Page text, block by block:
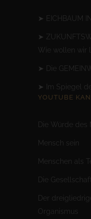
➤ EICHBAUM
➤
Wie wollen wir
➤ Die
➤ Im Spiegel
YOUTUBE
Die Würde des
Mensc h sein
Menschen als
Die
Der
Organismus